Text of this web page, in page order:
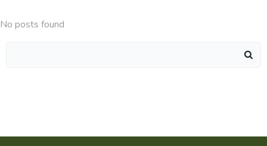
No posts found